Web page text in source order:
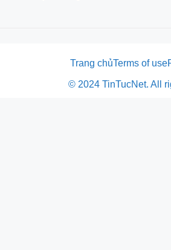
Trang chủTerms of use
© 2024 TinTucNet. All